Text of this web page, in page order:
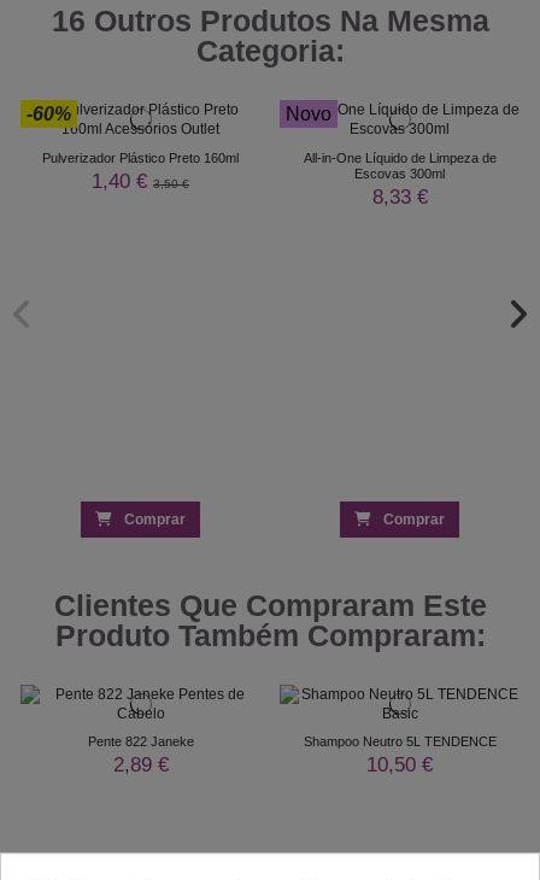
16 Outros Produtos Na Mesma
Categoria:
-60%
Pulverizador Plástico Preto 160ml
1,40 € 3,50 €
Comprar
Novo
All-in-One Líquido de Limpeza de
Escovas 300ml
8,33 €
Comprar
Clientes Que Compraram Este
Produto Também Compraram:
Pente 822 Janeke
2,89 €
Shampoo Neutro 5L TENDENCE
10,50 €